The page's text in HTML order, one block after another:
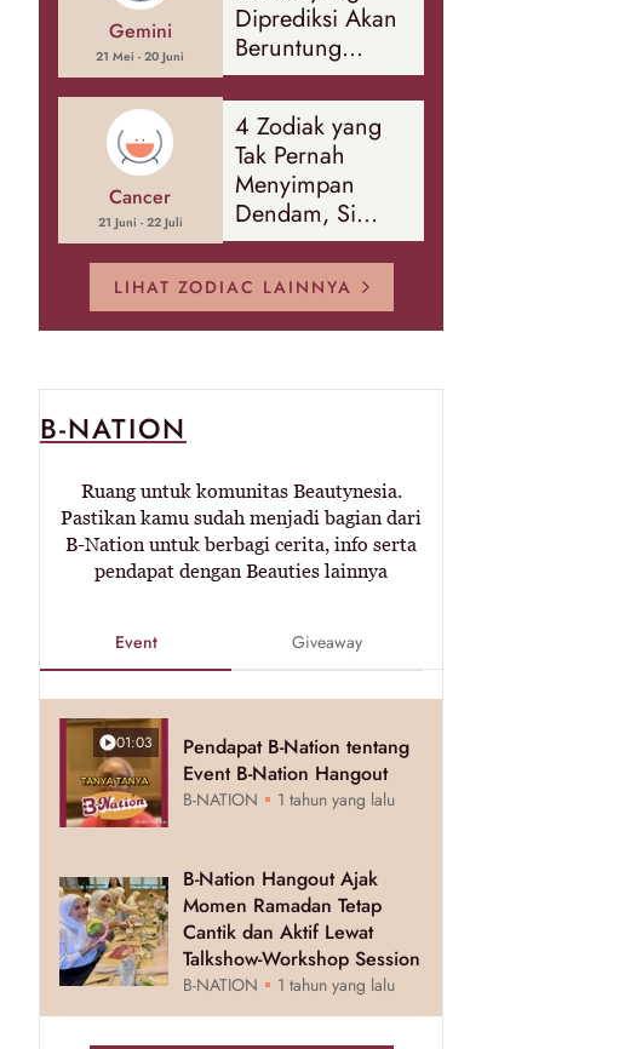
Gemini
21 Mei - 20 Juni
Diprediksi Akan
Beruntung
Sepanjang
Agustus 2026
Cancer
21 Juni - 22 Juli
4 Zodiak yang
Tak Pernah
Menyimpan
Dendam, Si
Paling Mudah
Memaafkan!
LIHAT ZODIAC LAINNYA
B-NATION
Ruang untuk komunitas Beautynesia.
Pastikan kamu sudah menjadi bagian dari
B-Nation untuk berbagi cerita, info serta
pendapat dengan Beauties lainnya
Event Giveaway
01:03
Pendapat B-Nation tentang
Event B-Nation Hangout
B-NATION 1 tahun yang lalu
B-Nation Hangout Ajak
Momen Ramadan Tetap
Cantik dan Aktif Lewat
Talkshow-Workshop Session
B-NATION 1 tahun yang lalu